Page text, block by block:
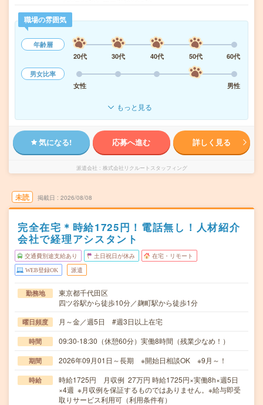
職場の雰囲気
年齢層
20代
30代 40代 50代
60代
男女比率
女性
男性
もっと見る
気になる! 応募へ進む 詳しく見る
派遣会社 株式会社リクルートスタッフィング
未読 掲載日 2026/08/08
完全在宅＊時給1725円！電話無し！人材紹介
会社で経理アシスタント
交通費別途支給あり 土日祝日が休み 在宅・リモート
WEB登録OK 派遣
勤務地
東京都千代田区
四ツ谷駅から徒歩10分／麹町駅から徒歩1分
曜日頻度 月～金／週5日 #週3日以上在宅
時間 09:30-18:30（休憩60分）実働8時間（残業少なめ！）
期間 2026年09月01日～長期 ※開始日相談OK ※9月～！
時給
時給1725円 月収例 27万円 時給1725円×実働8h×週5日
×4週 ※月収例を保証するものではありません。※給与即受
取りサービス利用可（利用条件有）